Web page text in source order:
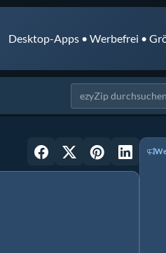
Desktop-Apps • Werbefrei •